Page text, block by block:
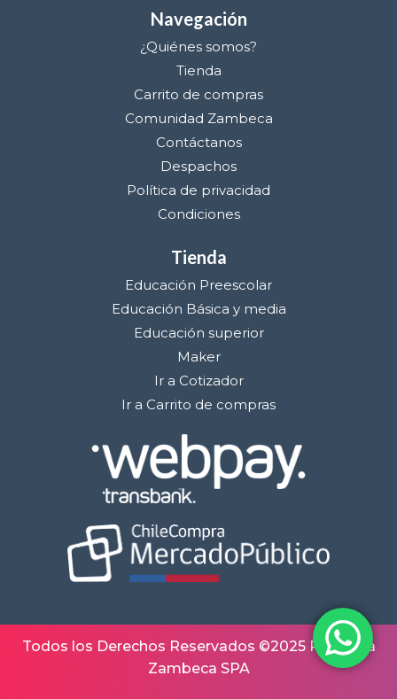
Navegación
¿Quiénes somos?
Tienda
Carrito de compras
Comunidad Zambeca
Contáctanos
Despachos
Política de privacidad
Condiciones
Tienda
Educación Preescolar
Educación Básica y media
Educación superior
Maker
Ir a Cotizador
Ir a Carrito de compras
Todos los Derechos Reservados ©2025 Robótica
Zambeca SPA